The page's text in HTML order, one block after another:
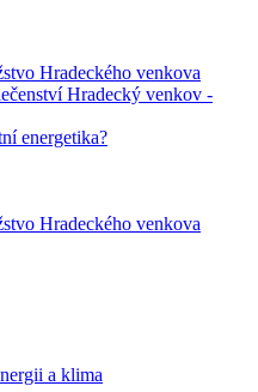
Hradeckého venkova
Hradecký venkov -
energetika?
Hradeckého venkova
a klima